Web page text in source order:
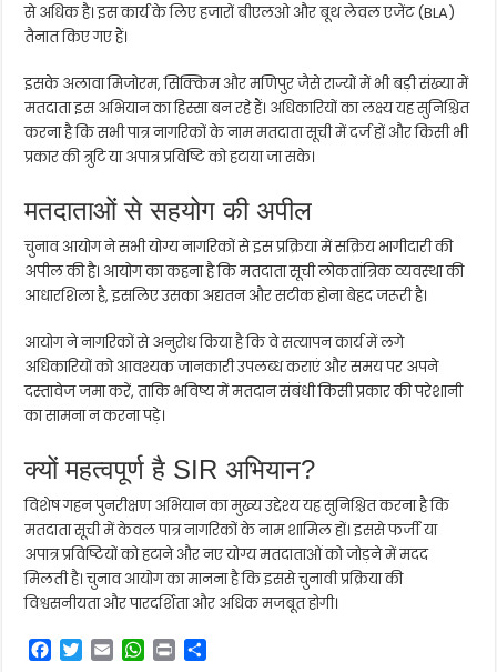
से अधिक है। इस कार्य के लिए हजारों बीएलओ और बूथ लेवल एजेंट (BLA)
तैनात किए गए हैं।
इसके अलावा मिजोरम, सिक्किम और मणिपुर जैसे राज्यों में भी बड़ी संख्या में
मतदाता इस अभियान का हिस्सा बन रहे हैं। अधिकारियों का लक्ष्य यह सुनिश्चित
करना है कि सभी पात्र नागरिकों के नाम मतदाता सूची में दर्ज हों और किसी भी
प्रकार की त्रुटि या अपात्र प्रविष्टि को हटाया जा सके।
मतदाताओं से सहयोग की अपील
चुनाव आयोग ने सभी योग्य नागरिकों से इस प्रक्रिया में सक्रिय भागीदारी की
अपील की है। आयोग का कहना है कि मतदाता सूची लोकतांत्रिक व्यवस्था की
आधारशिला है, इसलिए उसका अद्यतन और सटीक होना बेहद जरूरी है।
आयोग ने नागरिकों से अनुरोध किया है कि वे सत्यापन कार्य में लगे
अधिकारियों को आवश्यक जानकारी उपलब्ध कराएं और समय पर अपने
दस्तावेज जमा करें, ताकि भविष्य में मतदान संबंधी किसी प्रकार की परेशानी
का सामना न करना पड़े।
क्यों महत्वपूर्ण है SIR अभियान?
विशेष गहन पुनरीक्षण अभियान का मुख्य उद्देश्य यह सुनिश्चित करना है कि
मतदाता सूची में केवल पात्र नागरिकों के नाम शामिल हों। इससे फर्जी या
अपात्र प्रविष्टियों को हटाने और नए योग्य मतदाताओं को जोड़ने में मदद
मिलती है। चुनाव आयोग का मानना है कि इससे चुनावी प्रक्रिया की
विश्वसनीयता और पारदर्शिता और अधिक मजबूत होगी।
F
T
E
W
P